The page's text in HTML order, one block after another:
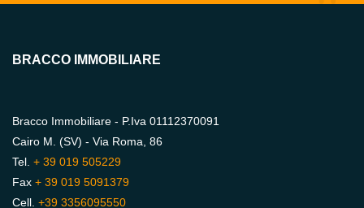
BRACCO IMMOBILIARE
Bracco Immobiliare - P.Iva 01112370091
Cairo M. (SV) - Via Roma, 86
Tel. + 39 019 505229
Fax + 39 019 5091379
Cell. +39 3356095550